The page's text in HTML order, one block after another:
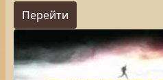
Перейти